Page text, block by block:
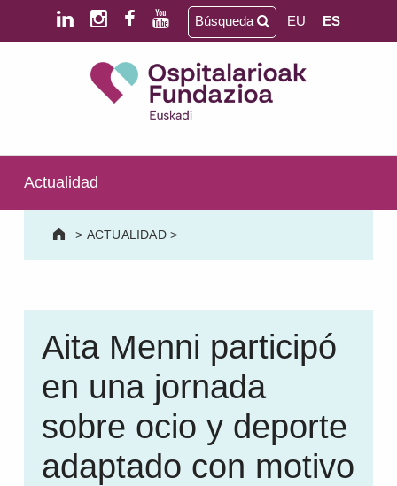
Saltar al contenido principal
Saltar al pie de página
SALUD MENTAL | DISCAPACIDAD INTELECTUAL | NEURORREHABILITACIÓN Y DAÑO CEREBRAL | PERSONA MAYOR
Búsqueda EU ES
Actualidad
> ACTUALIDAD>
Aita Menni participó
en una jornada
sobre ocio y deporte
adaptado con motivo